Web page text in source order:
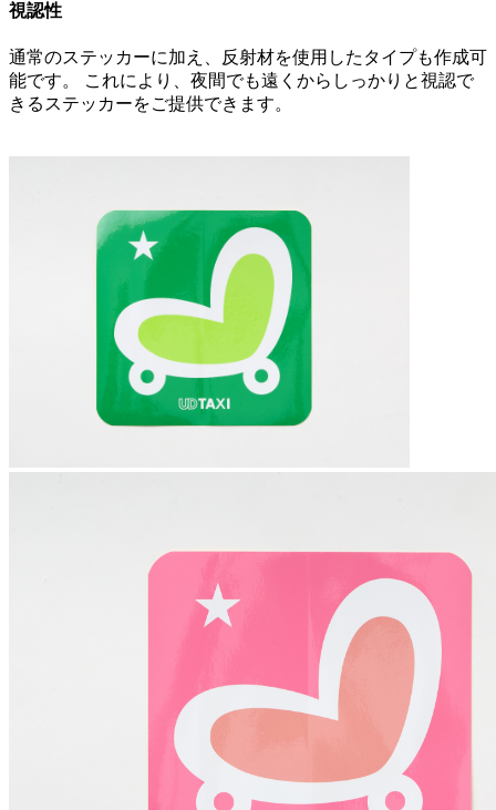
視認性
通常のステッカーに加え、反射材を使用したタイプも作成可
能です。 これにより、夜間でも遠くからしっかりと視認で
きるステッカーをご提供できます。